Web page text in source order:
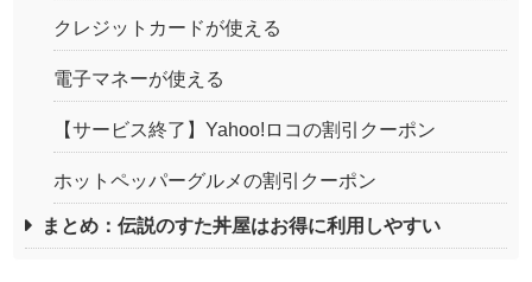
クレジットカードが使える
電子マネーが使える
【サービス終了】Yahoo!ロコの割引クーポン
ホットペッパーグルメの割引クーポン
まとめ：伝説のすた丼屋はお得に利用しやすい